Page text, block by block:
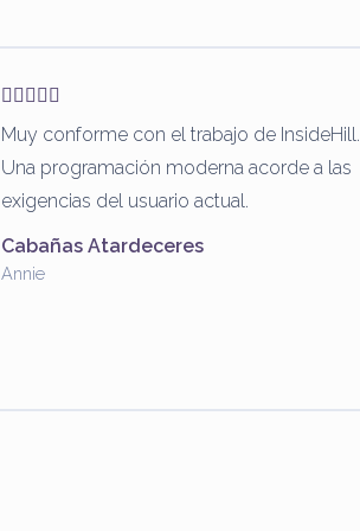
Muy conforme con el trabajo de InsideHill.
Una programación moderna acorde a las
exigencias del usuario actual.
Cabañas Atardeceres
Annie